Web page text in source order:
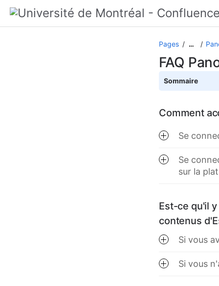
Pages …
FAQ
Sommaire
Comment
Se
Se
sur la
Est-ce qu'il
contenus
Si vous
Si vous